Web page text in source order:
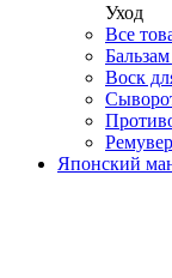
Уход
Все
Воск
Ремувер
Японский